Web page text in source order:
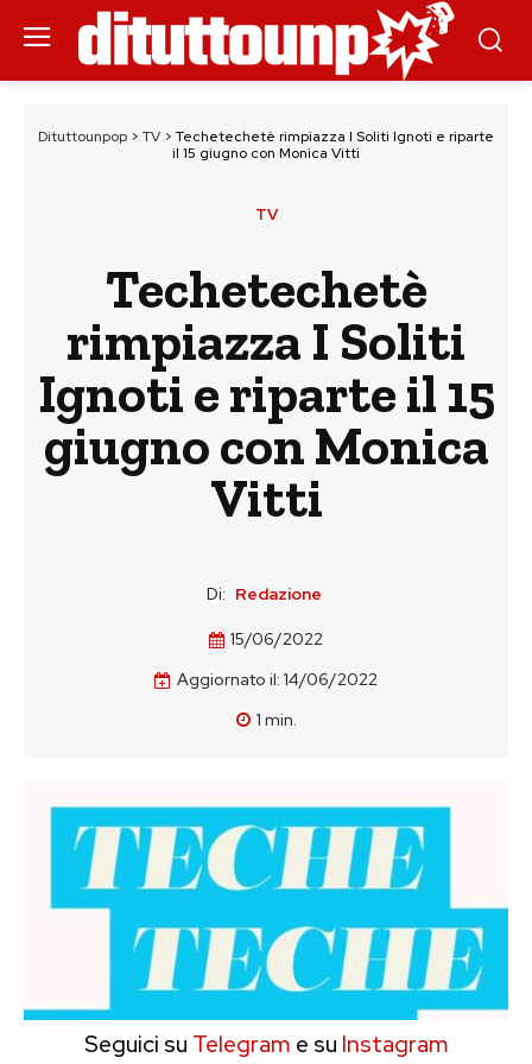
Dituttounpop > TV > Techetechetè rimpiazza I Soliti Ignoti e riparte
il 15 giugno con Monica Vitti
TV
Techetechetè
rimpiazza I Soliti
Ignoti e riparte il 15
giugno con Monica
Vitti
Di: Redazione
15/06/2022
Aggiornato il: 14/06/2022
1 min.
Seguici su Telegram e su Instagram